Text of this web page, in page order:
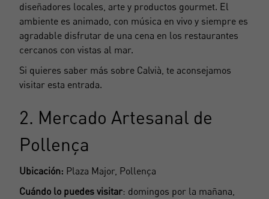
diseñadores locales, arte y productos gourmet. El
ambiente es animado, con música en vivo y siempre es
agradable disfrutar de una cena en los restaurantes
cercanos con vistas al mar.
Si quieres saber más sobre Calvià, te aconsejamos
visitar esta entrada.
2. Mercado Artesanal de
Pollença
Ubicación: Plaza Major, Pollença
Cuándo lo puedes visitar: domingos por la mañana,